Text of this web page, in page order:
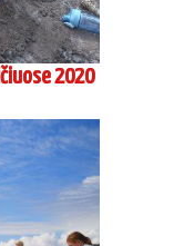
2020